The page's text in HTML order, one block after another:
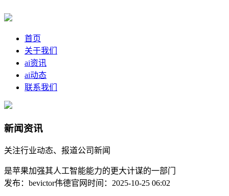
首页
关于我们
ai资讯
ai动态
联系我们
新闻资讯
关注行业动态、报道公司新闻
是苹果加强其人工智能能力的更大计谋的一部门
发布：bevictor伟德官网 时间：2025-10-25 06:02